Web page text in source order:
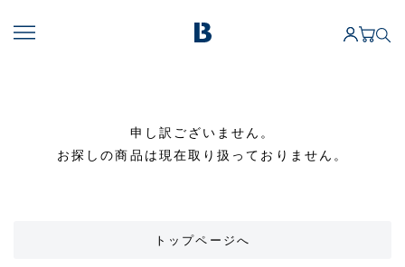
申し訳ございません。
お探しの商品は現在取り扱っておりません。
トップページへ